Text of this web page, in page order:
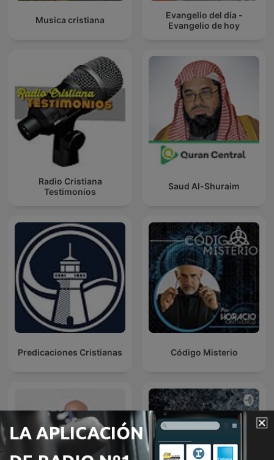
Musica cristiana
Evangelio del día -
Evangelio de hoy
Radio Cristiana
Testimonios
Saud Al-Shuraim
Predicaciones Cristianas Código Misterio